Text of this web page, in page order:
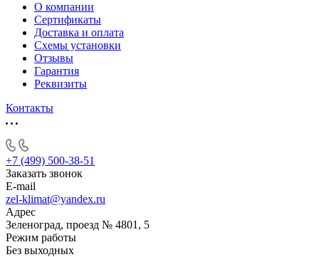
О компании
Сертификаты
Доставка и оплата
Схемы установки
Отзывы
Гарантия
Реквизиты
Контакты
+7 (499) 500-38-51
Заказать звонок
E-mail
zel-klimat@yandex.ru
Адрес
Зеленоград, проезд № 4801, 5
Режим работы
Без выходных